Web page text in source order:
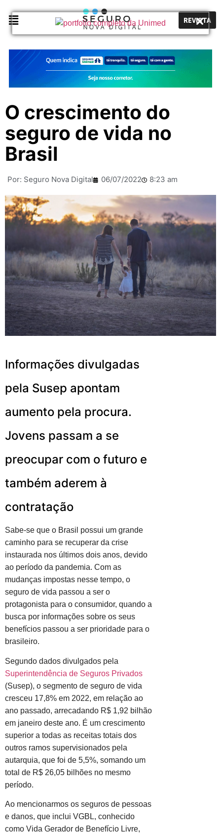
REVISTA
O crescimento do
seguro de vida no
Brasil
Por: Seguro Nova Digital 06/07/2022 8:23 am
Informações divulgadas
pela Susep apontam
aumento pela procura.
Jovens passam a se
preocupar com o futuro e
também aderem à
contratação
Sabe-se que o Brasil possui um grande
caminho para se recuperar da crise
instaurada nos últimos dois anos, devido
ao período da pandemia. Com as
mudanças impostas nesse tempo, o
seguro de vida passou a ser o
protagonista para o consumidor, quando a
busca por informações sobre os seus
benefícios passou a ser prioridade para o
brasileiro.
Segundo dados divulgados pela
Superintendência de Seguros Privados
(Susep), o segmento de seguro de vida
cresceu 17,8% em 2022, em relação ao
ano passado, arrecadando R$ 1,92 bilhão
em janeiro deste ano. É um crescimento
superior a todas as receitas totais dos
outros ramos supervisionados pela
autarquia, que foi de 5,5%, somando um
total de R$ 26,05 bilhões no mesmo
período.
Ao mencionarmos os seguros de pessoas
e danos, que inclui VGBL, conhecido
como Vida Gerador de Benefício Livre,